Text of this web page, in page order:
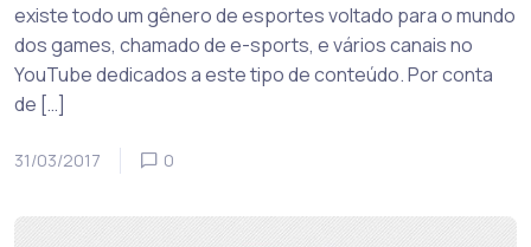
existe todo um gênero de esportes voltado para o mundo
dos games, chamado de e-sports, e vários canais no
YouTube dedicados a este tipo de conteúdo. Por conta
de […]
31/03/2017 0